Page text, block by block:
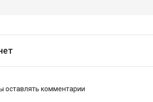
оставлять комментарии